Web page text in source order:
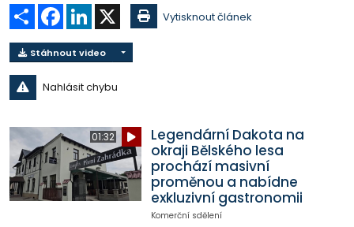
Sdílet Facebook
LinkedIn Vytisknout článek
Stáhnout video
Nahlásit chybu
01:32
Legendární Dakota na
okraji Bělského lesa
prochází masivní
proměnou a nabídne
exkluzivní gastronomii
Komerční sdělení